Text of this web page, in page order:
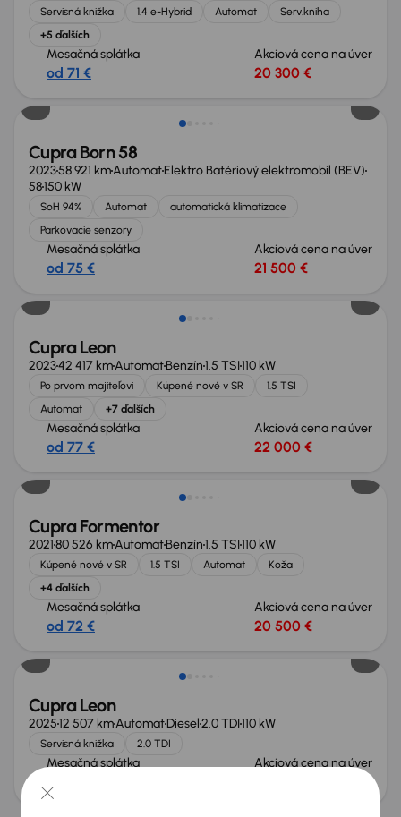
Servisná knižka 1.4 e-Hybrid Automat
Serv.kniha
+5 ďalších
Mesačná splátka
od 71 €
Akciová cena na úver
20 300 €
Cupra Born 58
202358 921 kmAutomatElektro Batériový elektromobil (BEV)
58150 kW
SoH 94% Automat
automatická klimatizace
Parkovacie senzory
Mesačná splátka
od 75 €
Akciová cena na úver
21 500 €
Nové v ponuke
Cupra Leon
202342 417 kmAutomatBenzín1.5 TSI110 kW
Po prvom majiteľovi Kúpené nové v SR
1.5 TSI
Automat
+7 ďalších
Mesačná splátka
od 77 €
Akciová cena na úver
22 000 €
Nové v ponuke
Cupra Formentor
202180 526 kmAutomatBenzín1.5 TSI110 kW
Kúpené nové v SR 1.5 TSI Automat
Koža
+4 ďalších
Mesačná splátka
od 72 €
Akciová cena na úver
20 500 €
Ušetríte 4 000 €
Cupra Leon
202512 507 kmAutomatDiesel2.0 TDI110 kW
Servisná knižka 2.0 TDI
Mesačná splátka Akciová cena na úver
Zlacnené o 500 €